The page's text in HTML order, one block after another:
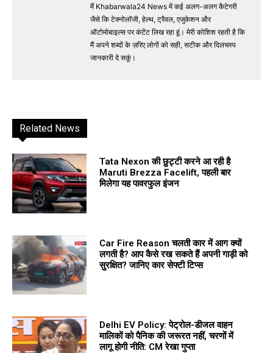
मैं Khabarwala24 News में कई अलग-अलग कैटेगरी
जैसे कि टेक्नोलॉजी, हेल्थ, ट्रैवल, एजुकेशन और
ऑटोमोबाइल्स पर कंटेंट लिख रहा हूं। मेरी कोशिश रहती है कि
मैं अपने शब्दों के ज़रिए लोगों को सही, सटीक और दिलचस्प
जानकारी दे सकूं।
Related News
Tata Nexon की छुट्टी करने आ रही है
Maruti Brezza Facelift, पहली बार
मिलेगा यह पावरफुल इंजन
Car Fire Reason चलती कार में आग क्यों
लगती है? आप कैसे रख सकते हैं अपनी गाड़ी को
सुरक्षित? जानिए कार सेफ्टी टिप्स
Delhi EV Policy: पेट्रोल-डीजल वाहन
मालिकों को पैनिक की जरूरत नहीं, चरणों में
लागू होगी नीति: CM रेखा गुप्ता